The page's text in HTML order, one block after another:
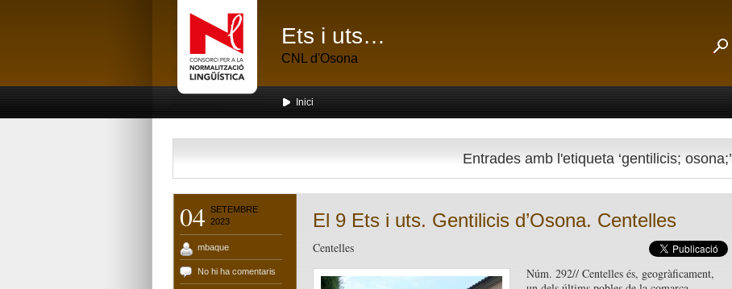
Ets i uts…
CNL d'Osona
Inici
Entrades amb l'etiqueta ‘gentilicis; osona;’
04 SETEMBRE
2023
mbaque
No hi ha comentaris
El 9 Ets i uts. Gentilicis d’Osona. Centelles
Centelles
Núm. 292// Centelles és, geogràficament,